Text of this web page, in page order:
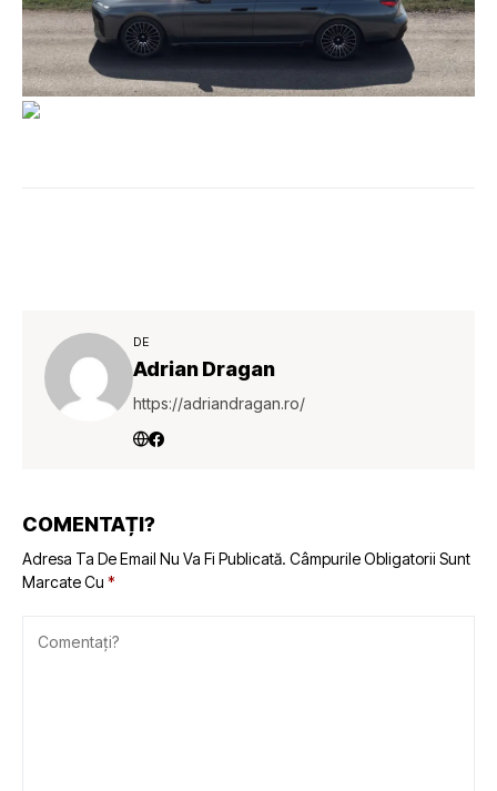
DE
Adrian Dragan
https://adriandragan.ro/
COMENTAȚI?
Adresa Ta De Email Nu Va Fi Publicată. Câmpurile Obligatorii Sunt
Marcate Cu *